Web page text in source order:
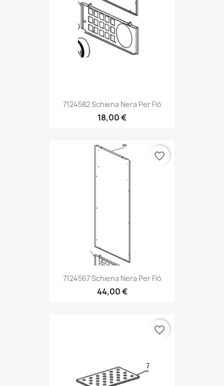
7124582 Schiena Nera Per Flò
18,00 €
7124567 Schiena Nera Per Flò
44,00 €
favorite_border
favorite_border